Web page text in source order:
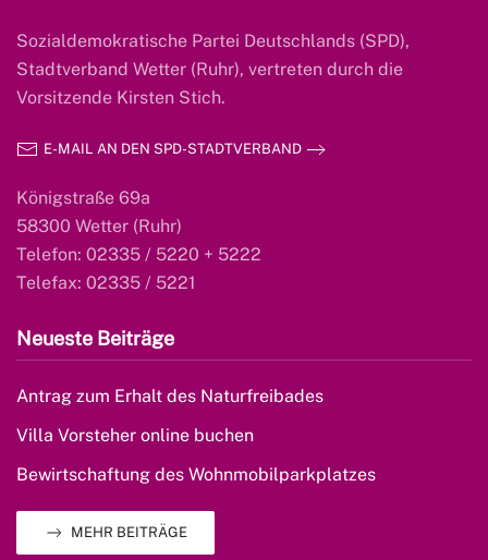
Sozialdemokratische Partei Deutschlands (SPD),
Stadtverband Wetter (Ruhr), vertreten durch die
Vorsitzende Kirsten Stich.
E-MAIL AN DEN SPD-STADTVERBAND
Königstraße 69a
58300 Wetter (Ruhr)
Telefon: 02335 / 5220 + 5222
Telefax: 02335 / 5221
Neueste Beiträge
Antrag zum Erhalt des Naturfreibades
Villa Vorsteher online buchen
Bewirtschaftung des Wohnmobilparkplatzes
MEHR BEITRÄGE